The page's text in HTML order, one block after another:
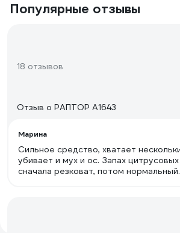
Популярные отзывы
18 отзывов
Отзыв о РАПТОР A1643
Марина
Сильное средство, хватает
убивает и мух и ос. Запах
сначала резковат, потом нормальный.